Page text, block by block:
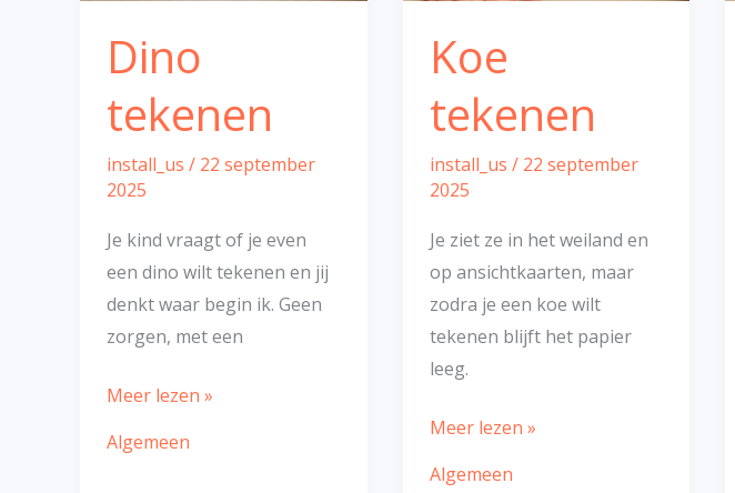
Dino
tekenen
install_us / 22 september
2025
Je kind vraagt of je even
een dino wilt tekenen en jij
denkt waar begin ik. Geen
zorgen, met een
Meer lezen »
Algemeen
Koe
tekenen
install_us / 22 september
2025
Je ziet ze in het weiland en
op ansichtkaarten, maar
zodra je een koe wilt
tekenen blijft het papier
leeg.
Meer lezen »
Algemeen